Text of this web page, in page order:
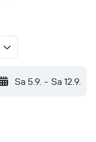
Sa 5.9. - Sa 12.9.